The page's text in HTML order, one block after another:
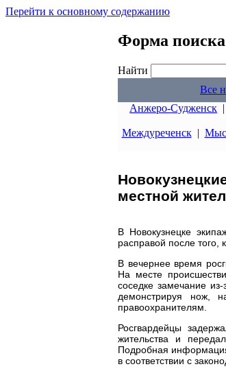
Перейти к основному содержанию
Форма поиска
Найти
Все
Анжеро-Судженск |
Междуреченск|
местной
В Новокузнецке
расправой после того,
В вечернее время
На месте
соседке замечание
демонстрируя нож,
правоохранителям.
Росгвардейцы
жительства и
Подробная
в соответствии с